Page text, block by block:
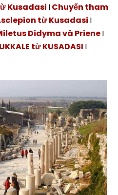
Kusadasi IChuyến tham
từ Kusadasi I
Didyma và PrieneI
từ KUSADASI I